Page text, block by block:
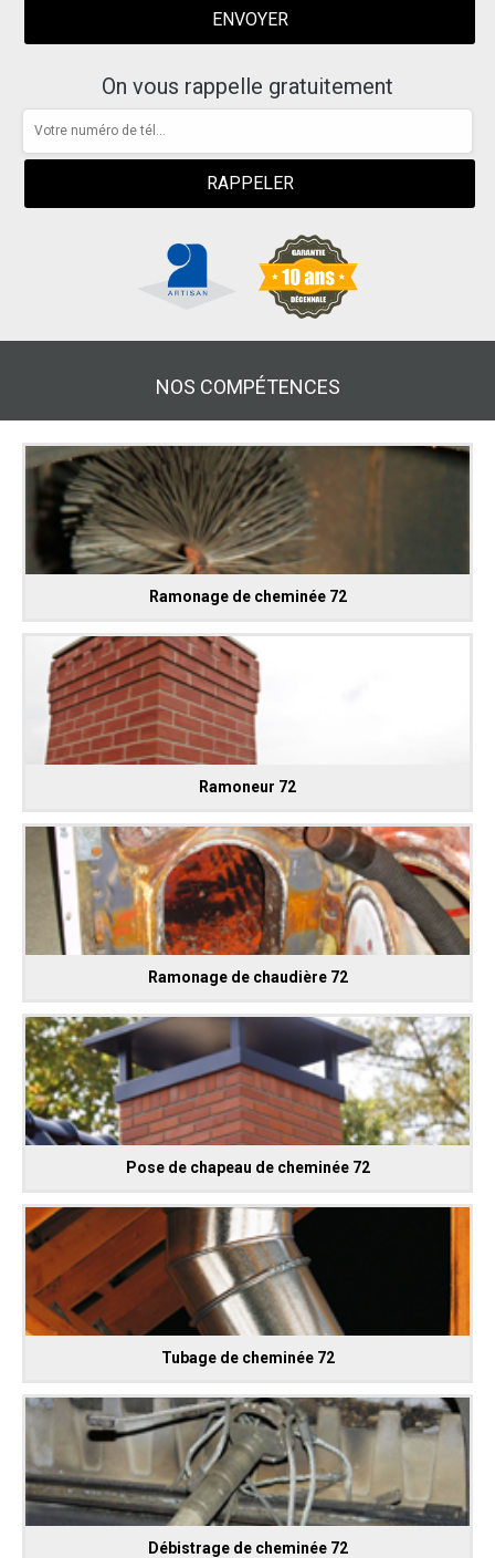
On vous rappelle gratuitement
NOS COMPÉTENCES
Ramonage de cheminée 72
Ramoneur 72
Ramonage de chaudière 72
Pose de chapeau de cheminée 72
Tubage de cheminée 72
Débistrage de cheminée 72